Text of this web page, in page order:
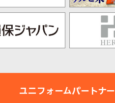
ユニフォームパートナー